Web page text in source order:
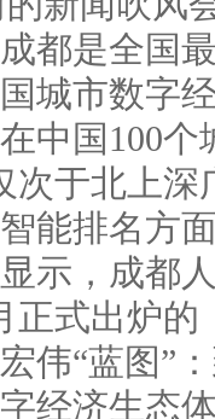
都是全国
城市数字
在中国100
次于北上
能排名方
示，成都
正式出炉
伟“蓝图”
经济生态